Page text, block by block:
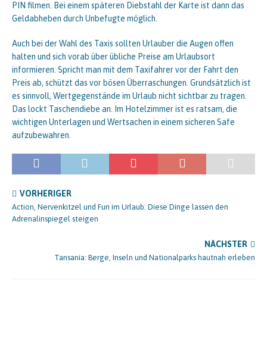
PIN filmen. Bei einem späteren Diebstahl der Karte ist dann das
Geldabheben durch Unbefugte möglich.
Auch bei der Wahl des Taxis sollten Urlauber die Augen offen
halten und sich vorab über übliche Preise am Urlaubsort
informieren. Spricht man mit dem Taxifahrer vor der Fahrt den
Preis ab, schützt das vor bösen Überraschungen. Grundsätzlich ist
es sinnvoll, Wertgegenstände im Urlaub nicht sichtbar zu tragen.
Das lockt Taschendiebe an. Im Hotelzimmer ist es ratsam, die
wichtigen Unterlagen und Wertsachen in einem sicheren Safe
aufzubewahren.
VORHERIGER
Action, Nervenkitzel und Fun im Urlaub: Diese Dinge lassen den
Adrenalinspiegel steigen
NÄCHSTER
Tansania: Berge, Inseln und Nationalparks hautnah erleben